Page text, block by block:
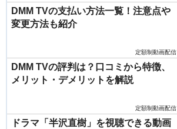
DMM TVの支払い方法一覧！注意点や
変更方法も紹介
定額制動画配信
DMM TVの評判は？口コミから特徴、
メリット・デメリットを解説
定額制動画配信
ドラマ「半沢直樹」を視聴できる動画